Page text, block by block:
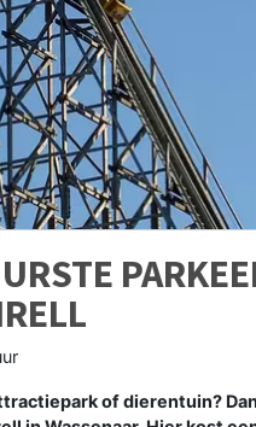
of dierentuin?